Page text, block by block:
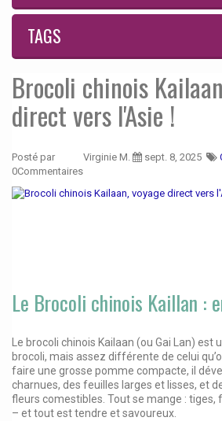
TAGS
Brocoli chinois
direct vers l'Asie !
Posté par Virginie M. sept. 8, 2025
0Commentaires
Le Brocoli chinois Kaillan :
Le brocoli chinois Kailaan (ou Gai Lan) est
brocoli, mais assez différente de celui
faire une grosse pomme compacte, il
charnues, des feuilles larges et lisses, et
fleurs comestibles. Tout se mange : tiges,
– et tout est tendre et savoureux.